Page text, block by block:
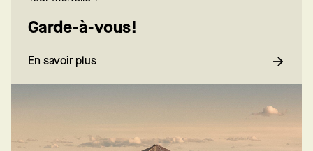
Garde-à-vous!
En savoir plus